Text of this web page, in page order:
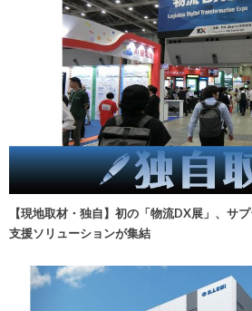
【現地取材・独自】初の「物流DX展」、サ
支援ソリューションが集結